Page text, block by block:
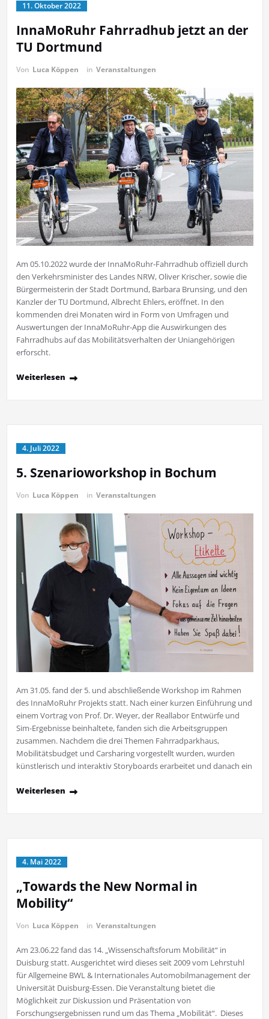
11. Oktober 2022
InnaMoRuhr Fahrradhub jetzt an der
TU Dortmund
Von Luca Köppen in Veranstaltungen
Am 05.10.2022 wurde der InnaMoRuhr-Fahrradhub offiziell durch
den Verkehrsminister des Landes NRW, Oliver Krischer, sowie die
Bürgermeisterin der Stadt Dortmund, Barbara Brunsing, und den
Kanzler der TU Dortmund, Albrecht Ehlers, eröffnet. In den
kommenden drei Monaten wird in Form von Umfragen und
Auswertungen der InnaMoRuhr-App die Auswirkungen des
Fahrradhubs auf das Mobilitätsverhalten der Uniangehörigen
erforscht.
Weiterlesen
4. Juli 2022
5. Szenarioworkshop in Bochum
Von Luca Köppen in Veranstaltungen
Am 31.05. fand der 5. und abschließende Workshop im Rahmen
des InnaMoRuhr Projekts statt. Nach einer kurzen Einführung und
einem Vortrag von Prof. Dr. Weyer, der Reallabor Entwürfe und
Sim-Ergebnisse beinhaltete, fanden sich die Arbeitsgruppen
zusammen. Nachdem die drei Themen Fahrradparkhaus,
Mobilitätsbudget und Carsharing vorgestellt wurden, wurden
künstlerisch und interaktiv Storyboards erarbeitet und danach ein
Weiterlesen
4. Mai 2022
„Towards the New Normal in
Mobility“
Von Luca Köppen in Veranstaltungen
Am 23.06.22 fand das 14. „Wissenschaftsforum Mobilität“ in
Duisburg statt. Ausgerichtet wird dieses seit 2009 vom Lehrstuhl
für Allgemeine BWL & Internationales Automobilmanagement der
Universität Duisburg-Essen. Die Veranstaltung bietet die
Möglichkeit zur Diskussion und Präsentation von
Forschungsergebnissen rund um das Thema „Mobilität“. Dieses